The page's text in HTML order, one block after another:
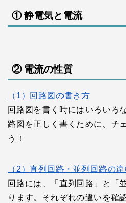
① 静電気と電流
② 電流の性質
（1）回路図の書き方
回路図を書く時にはいろいろ
路図を正しく書くために、チ
う！
（2）直列回路・並列回路の違
回路には、「直列回路」と「
ります。それぞれの違いを確